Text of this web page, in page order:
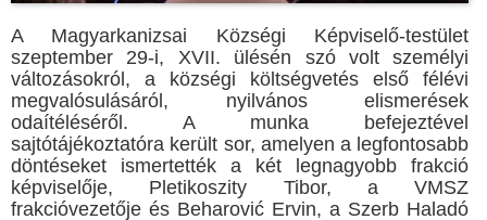
A Magyarkanizsai Községi Képviselő-testület
szeptember 29-i, XVII. ülésén szó volt személyi
változásokról, a községi költségvetés első félévi
megvalósulásáról, nyilvános elismerések
odaítéléséről. A munka befejeztével
sajtótájékoztatóra került sor, amelyen a legfontosabb
döntéseket ismertették a két legnagyobb frakció
képviselője, Pletikoszity Tibor, a VMSZ
frakcióvezetője és Beharović Ervin, a Szerb Haladó